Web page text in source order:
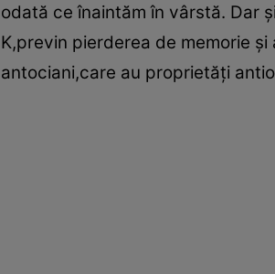
odată ce înaintăm în vârstă. Dar
K,previn pierderea de memorie
antociani,care au proprietăţi